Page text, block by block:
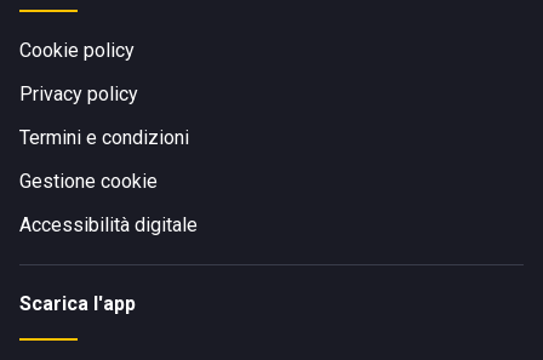
Cookie policy
Privacy policy
Termini e condizioni
Gestione cookie
Accessibilità digitale
Scarica l'app